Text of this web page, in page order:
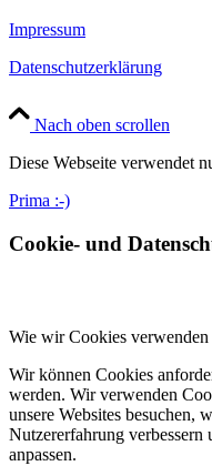
Impressum
Datenschutzerklärung
Nach oben scrollen
Diese Webseite verwendet
Prima :-)
Cookie- und
Wie wir Cookies verwenden
Wir können Cookies
werden. Wir verwenden
unsere Websites besuchen,
Nutzererfahrung verbessern
anpassen.